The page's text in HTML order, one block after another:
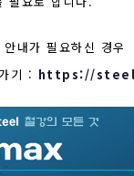
내가 필요하신 경우
기 : https://